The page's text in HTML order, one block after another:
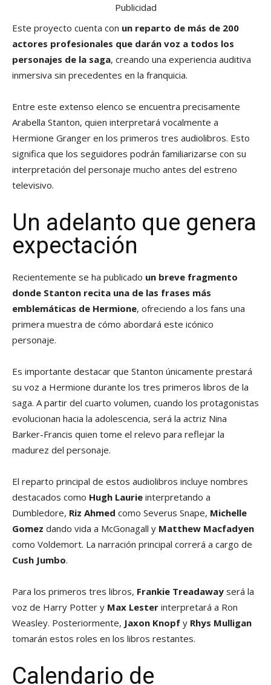
Publicidad
Este proyecto cuenta con un reparto de más de 200
actores profesionales que darán voz a todos los
personajes de la saga, creando una experiencia auditiva
inmersiva sin precedentes en la franquicia.
Entre este extenso elenco se encuentra precisamente
Arabella Stanton, quien interpretará vocalmente a
Hermione Granger en los primeros tres audiolibros. Esto
significa que los seguidores podrán familiarizarse con su
interpretación del personaje mucho antes del estreno
televisivo.
Un adelanto que genera
expectación
Recientemente se ha publicado un breve fragmento
donde Stanton recita una de las frases más
emblemáticas de Hermione, ofreciendo a los fans una
primera muestra de cómo abordará este icónico
personaje.
Es importante destacar que Stanton únicamente prestará
su voz a Hermione durante los tres primeros libros de la
saga. A partir del cuarto volumen, cuando los protagonistas
evolucionan hacia la adolescencia, será la actriz Nina
Barker-Francis quien tome el relevo para reflejar la
madurez del personaje.
El reparto principal de estos audiolibros incluye nombres
destacados como Hugh Laurie interpretando a
Dumbledore, Riz Ahmed como Severus Snape, Michelle
Gomez dando vida a McGonagall y Matthew Macfadyen
como Voldemort. La narración principal correrá a cargo de
Cush Jumbo.
Para los primeros tres libros, Frankie Treadaway será la
voz de Harry Potter y Max Lester interpretará a Ron
Weasley. Posteriormente, Jaxon Knopf y Rhys Mulligan
tomarán estos roles en los libros restantes.
Calendario de